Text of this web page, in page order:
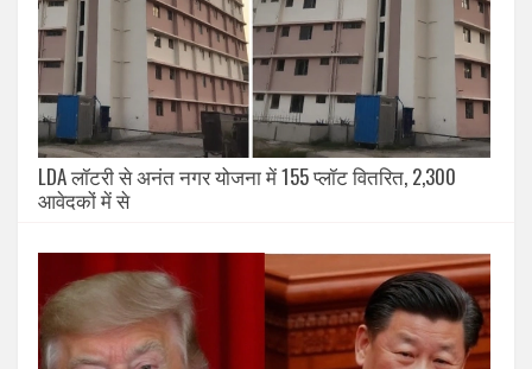
LDA लॉटरी से अनंत नगर योजना में 155 प्लॉट वितरित, 2,300
आवेदकों में से